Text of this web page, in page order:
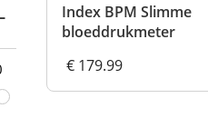
Index BPM Slimme
bloeddrukmeter
€ 179.99